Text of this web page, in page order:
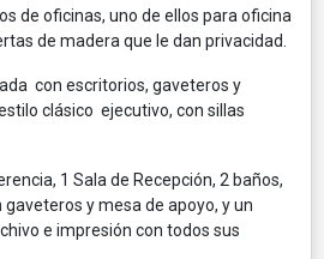
de oficinas, uno de ellos para oficina
de madera que le dan privacidad.
con escritorios, gaveteros y
clásico ejecutivo, con sillas
1 Sala de Recepción, 2 baños,
y mesa de apoyo, y un
e impresión con todos sus